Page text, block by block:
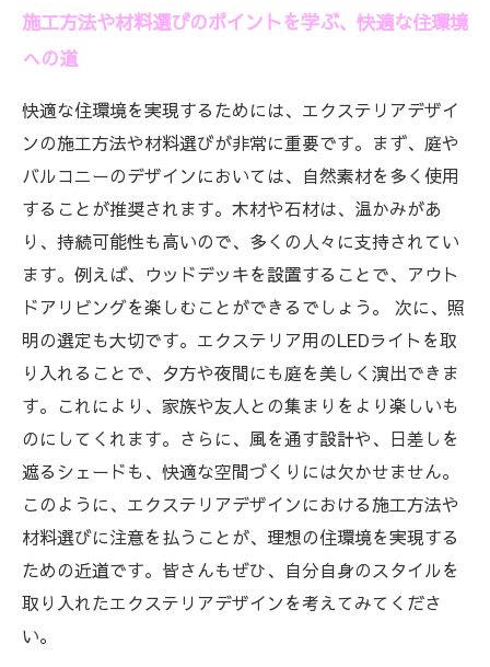
施工方法や材料選びのポイントを学ぶ、快適な住環境
への道
快適な住環境を実現するためには、エクステリアデザイ
ンの施工方法や材料選びが非常に重要です。まず、庭や
バルコニーのデザインにおいては、自然素材を多く使用
することが推奨されます。木材や石材は、温かみがあ
り、持続可能性も高いので、多くの人々に支持されてい
ます。例えば、ウッドデッキを設置することで、アウト
ドアリビングを楽しむことができるでしょう。 次に、照
明の選定も大切です。エクステリア用のLEDライトを取
り入れることで、夕方や夜間にも庭を美しく演出できま
す。これにより、家族や友人との集まりをより楽しいも
のにしてくれます。さらに、風を通す設計や、日差しを
遮るシェードも、快適な空間づくりには欠かせません。
このように、エクステリアデザインにおける施工方法や
材料選びに注意を払うことが、理想の住環境を実現する
ための近道です。皆さんもぜひ、自分自身のスタイルを
取り入れたエクステリアデザインを考えてみてくださ
い。